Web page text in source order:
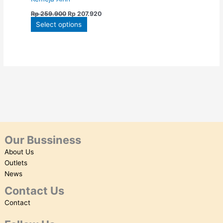
Rp259.900 Rp 207.920
Select options
the
Our Bussiness
About Us
Outlets
News
Contact Us
Contact